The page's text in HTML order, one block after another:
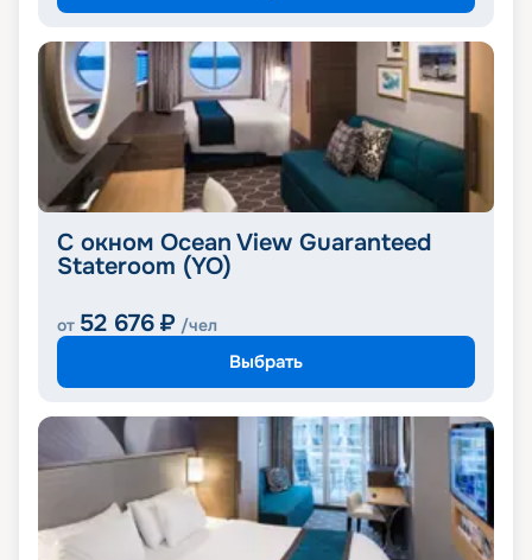
С окном Ocean View Guaranteed
Stateroom (YO)
от 52 676 ₽ /чел
Выбрать